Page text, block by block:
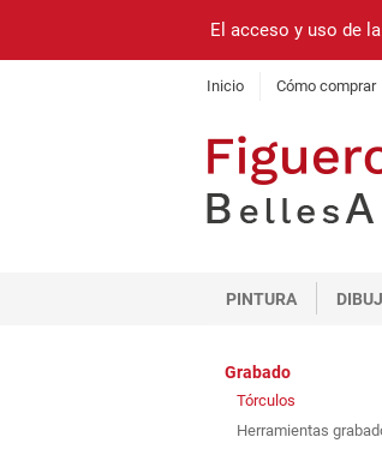
El acceso y uso de
Inicio Cómo comprar
PINTURA
Grabado
Tórculos
Herramientas